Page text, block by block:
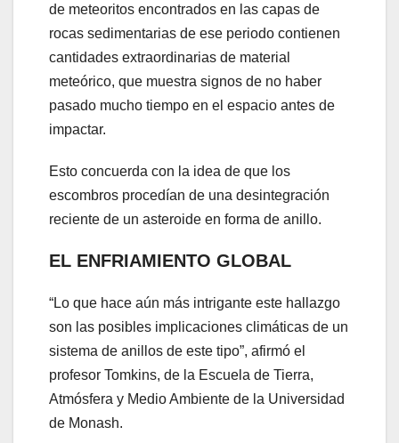
de meteoritos encontrados en las capas de
rocas sedimentarias de ese periodo contienen
cantidades extraordinarias de material
meteórico, que muestra signos de no haber
pasado mucho tiempo en el espacio antes de
impactar.
Esto concuerda con la idea de que los
escombros procedían de una desintegración
reciente de un asteroide en forma de anillo.
EL ENFRIAMIENTO GLOBAL
“Lo que hace aún más intrigante este hallazgo
son las posibles implicaciones climáticas de un
sistema de anillos de este tipo”, afirmó el
profesor Tomkins, de la Escuela de Tierra,
Atmósfera y Medio Ambiente de la Universidad
de Monash.